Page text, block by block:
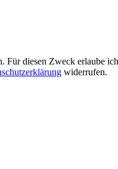
diesen Zweck erlaube
widerrufen.